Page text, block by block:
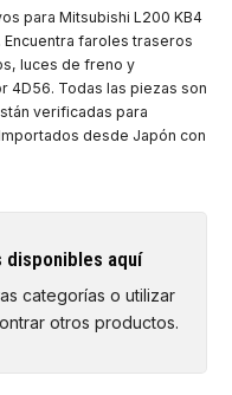
para Mitsubishi L200 KB4
faroles traseros
luces de freno y
4D56. Todas las piezas son
verificadas para
desde Japón con
disponibles aquí
categorías o utilizar
otros productos.